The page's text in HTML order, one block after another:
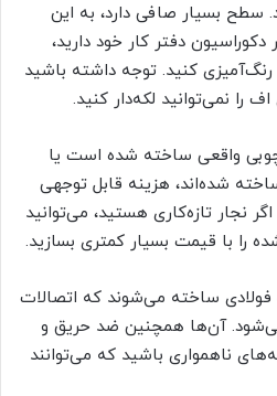
بسیار صافی دارد، به این
دفتر کار خود دارید،
رنگ‌آمیزی کنید. توجه داشته باشید
نمی‌توانید لکه‌دار کنید.
واقعی ساخته شده است یا
شده‌اند، هزینه قابل توجهی
نجار تازه‌کاری هستید، می‌توانید
را با قیمت بسیار کمتری بسازید.
فولادی ساخته می‌شوند که اتصالات
آن‌ها همچنین ضد حریق و
ناهمواری باشید که می‌توانند